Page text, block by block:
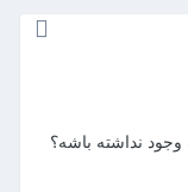
نداشته باشه؟